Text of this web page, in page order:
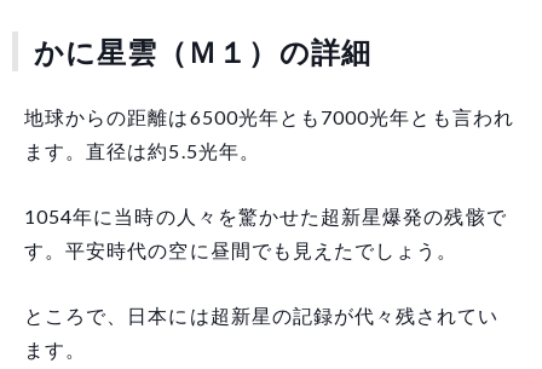
かに星雲（Ｍ１）の詳細
地球からの距離は6500光年とも7000光年とも言われ
ます。直径は約5.5光年。
1054年に当時の人々を驚かせた超新星爆発の残骸で
す。平安時代の空に昼間でも見えたでしょう。
ところで、日本には超新星の記録が代々残されてい
ます。